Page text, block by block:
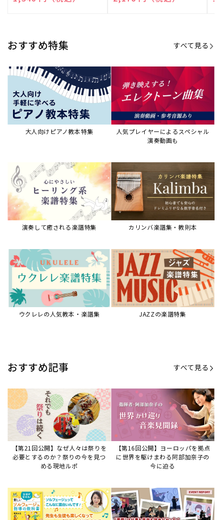
おすすめ特集 すべて見る
大人向けピアノ教本特集
人気プレイヤーによるスペシャル
演奏動画も
演奏して癒される楽譜特集 カリンバ楽譜集・教則本
ウクレレの人気教本・楽譜集 JAZZの楽譜特集
おすすめ記事 すべて見る
【第21回公開】なぜ人々は祭りを
必要とするのか？祭りの今を見つ
める現地ルポ
【第16回公開】ヨーロッパを拠点
に世界を駆けまわる阿部加奈子の
今に迫る